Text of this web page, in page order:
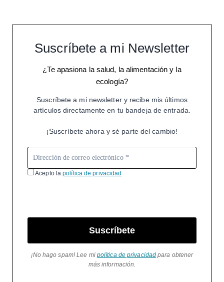
Suscríbete a mi Newsletter
¿Te apasiona la salud, la alimentación y la
ecología?
Suscríbete a mi newsletter y recibe mis últimos
artículos directamente en tu bandeja de entrada.
¡Suscríbete ahora y sé parte del cambio!
Acepto lapolítica de privacidad
Suscríbete
¡No hago spam! Lee mi política de privacidad para obtener
más información.